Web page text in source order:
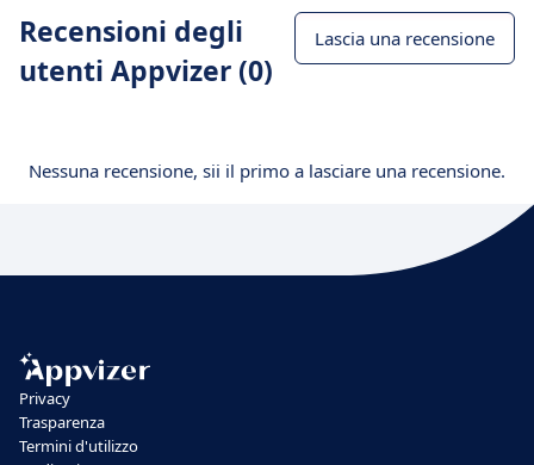
Recensioni degli
utenti Appvizer (0)
Lascia una recensione
Nessuna recensione, sii il primo a lasciare una recensione.
Privacy
Trasparenza
Termini d'utilizzo